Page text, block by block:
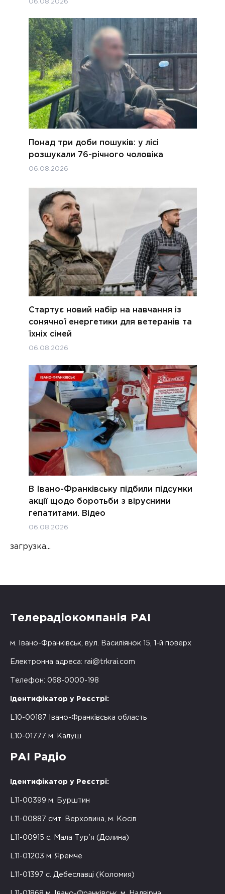
06.08.2026
Понад три доби пошуків: у лісі
розшукали 76-річного чоловіка
06.08.2026
Стартує новий набір на навчання із
сонячної енергетики для ветеранів та
їхніх сімей
06.08.2026
В Івано-Франківську підбили підсумки
акції щодо боротьби з вірусними
гепатитами. Відео
06.08.2026
загрузка...
Телерадіокомпанія РАІ
м. Івано-Франківськ, вул. Василіянок 15, 1-й поверх
Електронна адреса: rai@trkrai.com
Телефон: 068-0000-198
Ідентифікатор у Реєстрі:
L10-00187 Івано-Франківська область
L10-01777 м. Калуш
РАІ Радіо
Ідентифікатор у Реєстрі:
L11-00399 м. Бурштин
L11-00887 смт. Верховина, м. Косів
L11-00915 с. Мала Тур'я (Долина)
L11-01203 м. Яремче
L11-01397 с. Дебеславці (Коломия)